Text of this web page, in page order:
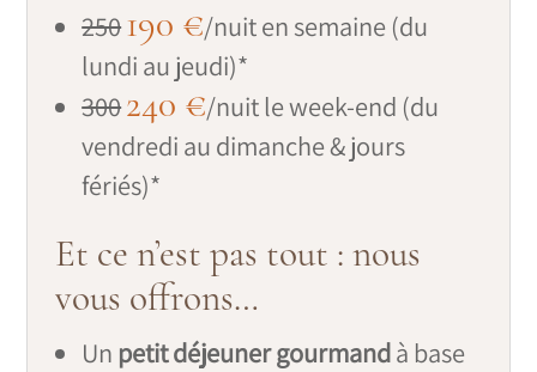
250190 €/nuit en semaine (du
lundi au jeudi)*
300240 €/nuit le week-end (du
vendredi au dimanche & jours
fériés)*
Et ce n’est pas tout : nous
vous offrons…
Un petit déjeuner gourmandà base